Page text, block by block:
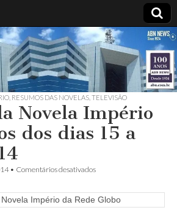
RESUMOS DAS NOVELAS TELEVISÃO
Novela Império
dos dias 15 a
• Comentários desativadosem
Novela
Império